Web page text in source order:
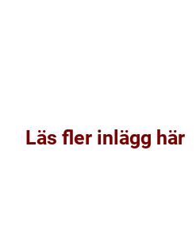
Läs fler inlägg här